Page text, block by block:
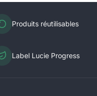
Produits réutilisables
Label Lucie Progress